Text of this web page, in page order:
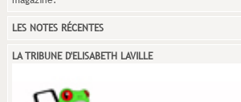
LES NOTES RÉCENTES
LA TRIBUNE D'ELISABETH LAVILLE